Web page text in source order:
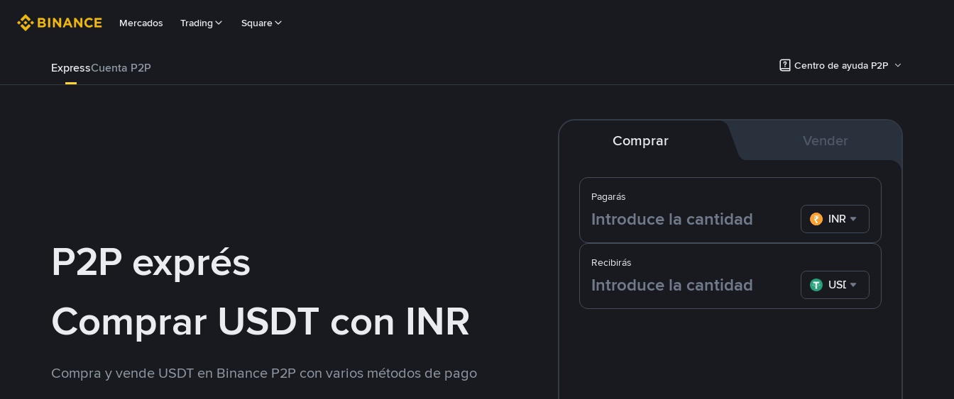
Mercados Trading Square
ExpressCuenta P2P Centro de ayuda P2P
P2P exprés
Comprar USDT con INR
Compra y vende USDT en Binance P2P con varios métodos de pago
Comprar Vender
Pagarás
INR
Recibirás
USDT